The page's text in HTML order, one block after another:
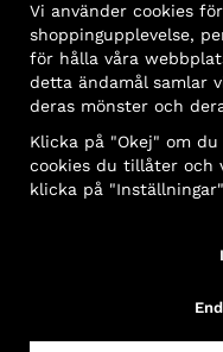
MÅLGRUPPER
Offentlig sektor och
Privatpersoner
Vi använder cookies
shoppingupplevelse,
för hålla våra
detta ändamål samlar
deras mönster och
Klicka på "Okej" om
cookies du tillåter och
klicka på